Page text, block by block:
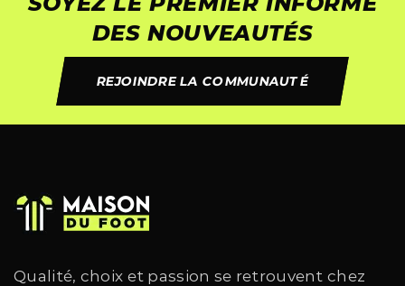
DES NOUVEAUTÉS
REJOINDRE LA COMMUNAUTÉ
Qualité, choix et passion se retrouvent chez